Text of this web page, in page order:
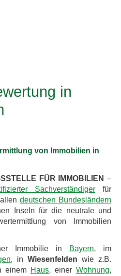
in
von Immobilien in
FÜR IMMOBILIEN –
Sachverständigerfür
deutschen Bundesländern
Inseln für die neutrale und
von Immobilien
Immobilie in Bayern, im
, in Wiesenfelden wie z.B.
einem Haus, einer Wohnung,